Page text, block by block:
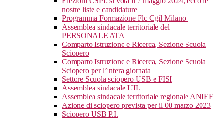
nostre liste e candidature
Programma Formazione Flc Cgil Milano
Assemblea sindacale territoriale del
PERSONALE ATA
Comparto Istruzione e Ricerca, Sezione Scuola
Sciopero
Comparto Istruzione e Ricerca, Sezione Scuola
Sciopero per l’intera giornata
Settore Scuola sciopero USB e FISI
Assemblea sindacale UIL
Assemblea sindacale territoriale regionale ANIEF
Azione di sciopero prevista per il 08 marzo 2023
Sciopero USB P.I.